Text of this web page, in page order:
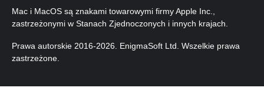
Mac i MacOS są znakami towarowymi firmy Apple Inc.,
zastrzeżonymi w Stanach Zjednoczonych i innych krajach.
Prawa autorskie 2016-2026 . EnigmaSoft Ltd. Wszelkie prawa
zastrzeżone.